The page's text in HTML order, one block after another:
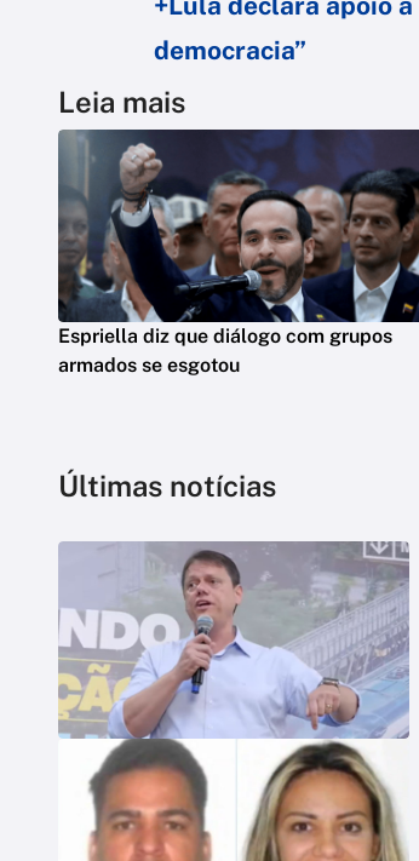
democracia”
Leia mais
Espriella diz que diálogo com grupos
armados se esgotou
Últimas notícias